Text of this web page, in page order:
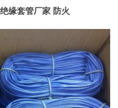
缘套管厂家 防火